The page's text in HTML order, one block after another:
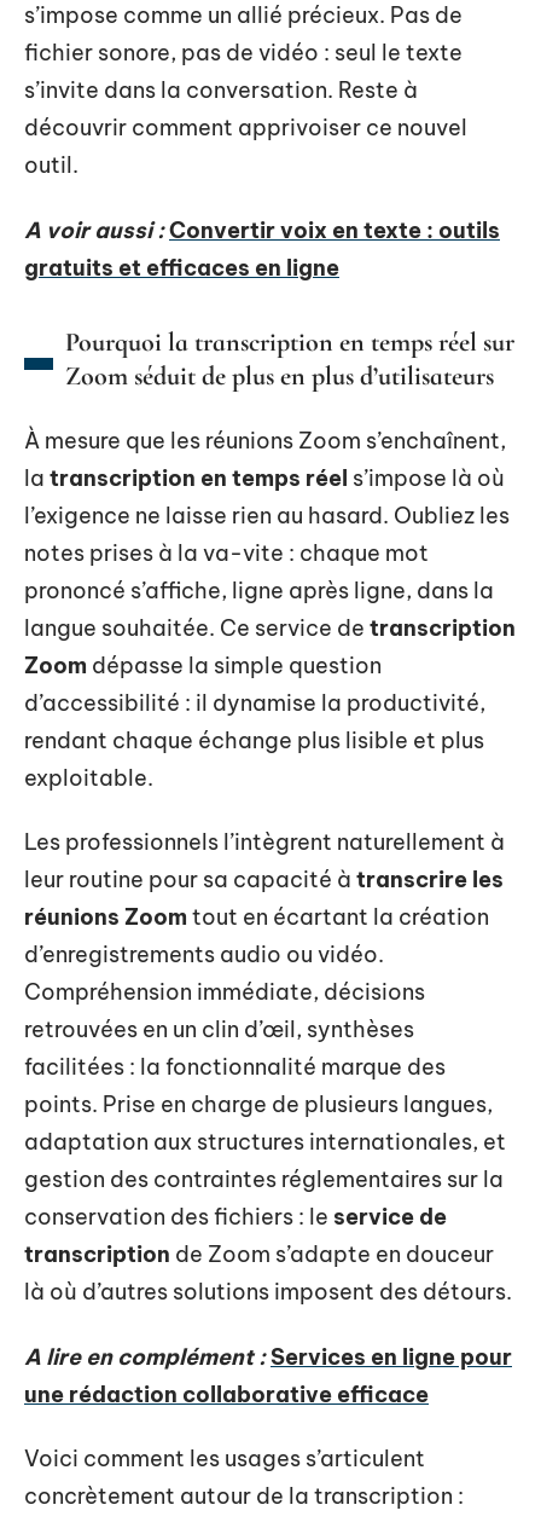
s’impose comme un allié précieux. Pas de
fichier sonore, pas de vidéo : seul le texte
s’invite dans la conversation. Reste à
découvrir comment apprivoiser ce nouvel
outil.
A voir aussi :Convertir voix en texte : outils
gratuits et efficaces en ligne
Pourquoi la transcription en temps réel sur
Zoom séduit de plus en plus d’utilisateurs
À mesure que les réunions Zoom s’enchaînent,
la transcription en temps réel s’impose là où
l’exigence ne laisse rien au hasard. Oubliez les
notes prises à la va-vite : chaque mot
prononcé s’affiche, ligne après ligne, dans la
langue souhaitée. Ce service de transcription
Zoom dépasse la simple question
d’accessibilité : il dynamise la productivité,
rendant chaque échange plus lisible et plus
exploitable.
Les professionnels l’intègrent naturellement à
leur routine pour sa capacité à transcrire les
réunions Zoom tout en écartant la création
d’enregistrements audio ou vidéo.
Compréhension immédiate, décisions
retrouvées en un clin d’œil, synthèses
facilitées : la fonctionnalité marque des
points. Prise en charge de plusieurs langues,
adaptation aux structures internationales, et
gestion des contraintes réglementaires sur la
conservation des fichiers : le service de
transcription de Zoom s’adapte en douceur
là où d’autres solutions imposent des détours.
A lire en complément : Services en ligne pour
une rédaction collaborative efficace
Voici comment les usages s’articulent
concrètement autour de la transcription :